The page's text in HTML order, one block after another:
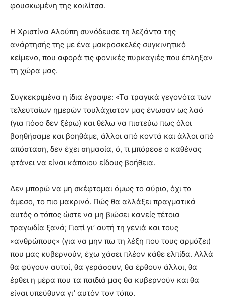
φουσκωμένη της κοιλίτσα.
Η Χριστίνα Αλούπη συνόδευσε τη λεζάντα της
ανάρτησής της με ένα μακροσκελές συγκινητικό
κείμενο, που αφορά τις φονικές πυρκαγιές που έπληξαν
τη χώρα μας.
Συγκεκριμένα η ίδια έγραψε: «Τα τραγικά γεγονότα των
τελευταίων ημερών τουλάχιστον μας ένωσαν ως λαό
(για πόσο δεν ξέρω) και θέλω να πιστεύω πως όλοι
βοηθήσαμε και βοηθάμε, άλλοι από κοντά και άλλοι από
απόσταση, δεν έχει σημασία, ό, τι μπόρεσε ο καθένας
φτάνει να είναι κάποιου είδους βοήθεια.
Δεν μπορώ να μη σκέφτομαι όμως το αύριο, όχι το
άμεσο, το πιο μακρινό. Πώς θα αλλάξει πραγματικά
αυτός ο τόπος ώστε να μη βιώσει κανείς τέτοια
τραγωδία ξανά; Γιατί γι’ αυτή τη γενιά και τους
«ανθρώπους» (για να μην πω τη λέξη που τους αρμόζει)
που μας κυβερνούν, έχω χάσει πλέον κάθε ελπίδα. Αλλά
θα φύγουν αυτοί, θα γεράσουν, θα έρθουν άλλοι, θα
έρθει η μέρα που τα παιδιά μας θα κυβερνούν και θα
είναι υπεύθυνα γι’ αυτόν τον τόπο.